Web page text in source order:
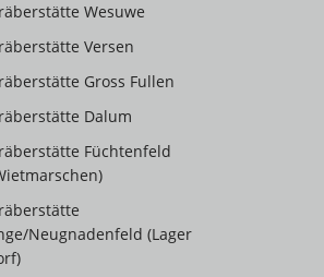
Wesuwe
Versen
Gross Fullen
Dalum
Füchtenfeld
Neugnadenfeld (Lager